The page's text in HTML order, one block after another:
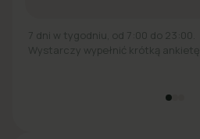
7 dni w tygodniu, od 7:00 do 23:00.
Wystarczy wypełnić krótką ankietę.